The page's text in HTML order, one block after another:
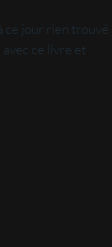
ce jour rien trouvé
avec ce livre et